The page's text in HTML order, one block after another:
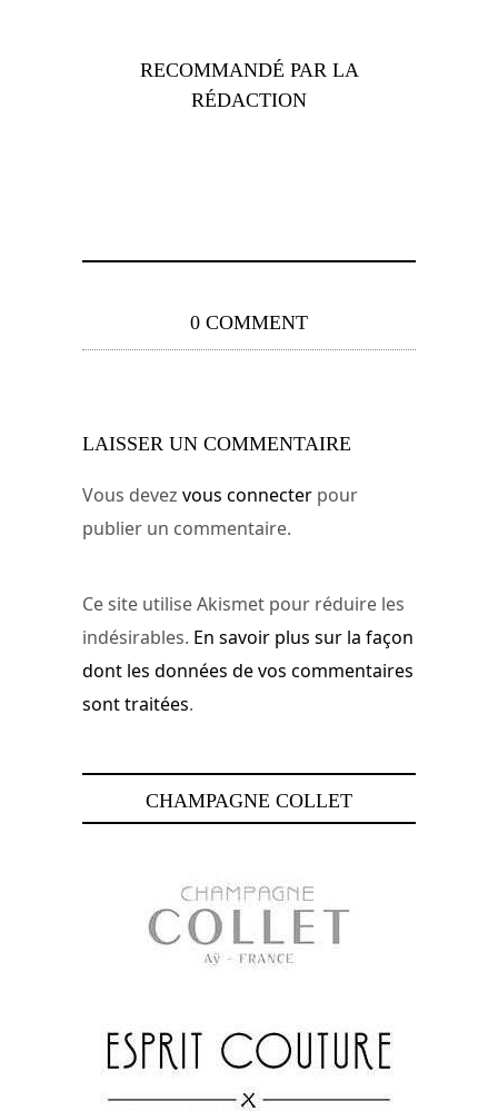
RECOMMANDÉ PAR LA
RÉDACTION
0 COMMENT
LAISSER UN COMMENTAIRE
Vous devez vous connecter pour
publier un commentaire.
Ce site utilise Akismet pour réduire les
indésirables. En savoir plus sur la façon
dont les données de vos commentaires
sont traitées.
CHAMPAGNE COLLET